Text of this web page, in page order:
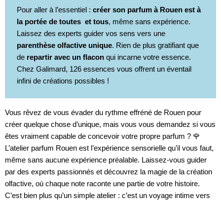
Pour aller à l’essentiel : créer son parfum à Rouen est à
la portée de toutes et tous, même sans expérience.
Laissez des experts guider vos sens vers une
parenthèse olfactive unique. Rien de plus gratifiant que
de repartir avec un flacon qui incarne votre essence.
Chez Galimard, 126 essences vous offrent un éventail
infini de créations possibles !
Vous rêvez de vous évader du rythme effréné de Rouen pour
créer quelque chose d’unique, mais vous vous demandez si vous
êtes vraiment capable de concevoir votre propre parfum ? 🌹
L’atelier parfum Rouen est l’expérience sensorielle qu’il vous faut,
même sans aucune expérience préalable. Laissez-vous guider
par des experts passionnés et découvrez la magie de la création
olfactive, où chaque note raconte une partie de votre histoire.
C’est bien plus qu’un simple atelier : c’est un voyage intime vers